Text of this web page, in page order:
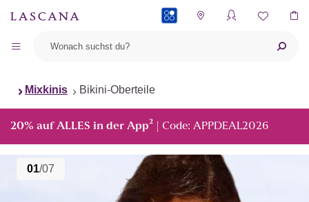
Mixkinis Bikini-Oberteile
20% auf ALLES in der App² | Code: APPDEAL2026
01/07